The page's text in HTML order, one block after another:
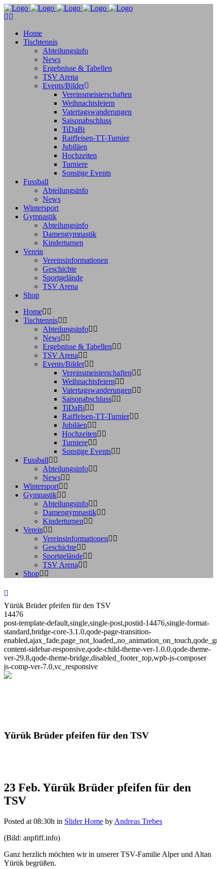
Home
Tischtennis
Abteilungsinfo
News
Ergebnisse & Tabellen
TSV Arena
Events/Bilder
Vereinsmeisterschaften
Weihnachtsfeiern
Vatertagswanderungen
Saisonabschluss
TiDaBi
Raiffeisen-TT-Turnier
Jubiläen
Hochzeiten
Turniere
Sonstige Events
Fussball
Abteilungsinfo
News
Wintersport
Gymnastik
Abteilungsinfo
Damengymnastik
Kinderturnen
Verein
Vereinsinformationen
Geschichte
Sportgelände
TSV Arena
Shop
Home
Tischtennis
Abteilungsinfo
News
Ergebnisse & Tabellen
TSV Arena
Events/Bilder
Vereinsmeisterschaften
Weihnachtsfeiern
Vatertagswanderungen
Saisonabschluss
TiDaBi
Raiffeisen-TT-Turnier
Jubiläen
Hochzeiten
Turniere
Sonstige Events
Fussball
Abteilungsinfo
News
Wintersport
Gymnastik
Abteilungsinfo
Damengymnastik
Kinderturnen
Verein
Vereinsinformationen
Geschichte
Sportgelände
TSV Arena
Shop
Yürük Brüder pfeifen für den TSV
14476
post-template-default,single,single-post,postid-14476,single-format-
standard,bridge-core-3.1.0,qode-page-transition-
content-sidebar-responsive,qode-child-theme-ver-1.0.0,qode-theme-
ver-29.8,qode-theme-bridge,disabled_footer_top,wpb-js-composer
js-comp-ver-7.0,vc_responsive
Yürük Brüder pfeifen für den TSV
23 Feb. Yürük Brüder pfeifen für den
TSV
Posted at 08:30h in Slider Home by Andreas Trebes
(Bild: anpfiff.info)
Ganz herzlich möchten wir in unserer TSV-Familie Alper und Altan
Yürük begrüßen.